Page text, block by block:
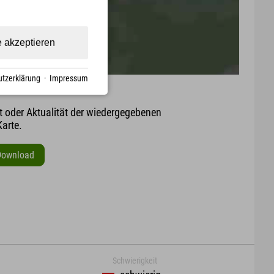
Aktualität der wiedergegebenen
Schwierigkeit
akzeptieren
· Impressum